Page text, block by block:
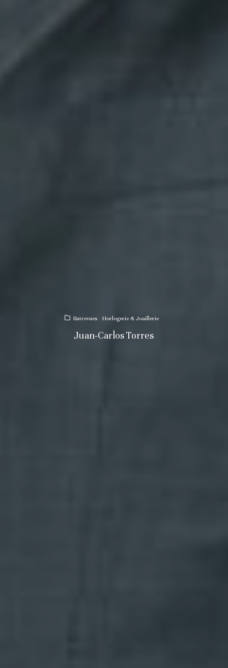
Entrevues Horlogerie & Joaillerie
Juan-Carlos Torres